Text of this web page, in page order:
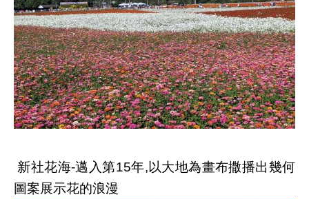
新社花海-邁入第15年,以大地為畫布撒播出幾何
圖案展示花的浪漫